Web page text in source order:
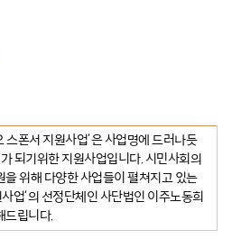
스폰서 지원사업’은 사업명에 드러나듯
되기위한 지원사업입니다. 시민사회의
위해 다양한 사업들이 펼쳐지고 있는
업’의 선정단체인 사단법인 이주노동희
드립니다.